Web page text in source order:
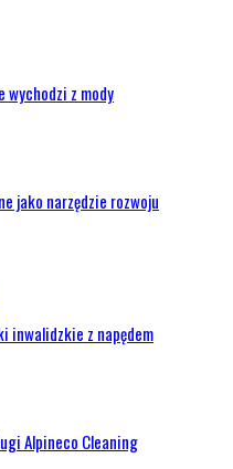
wychodzi z mody
jako narzędzie rozwoju
inwalidzkie z napędem
Alpineco Cleaning